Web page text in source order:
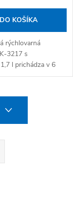
DO KOŠÍKA
rýchlovarná
3217 s
l prichádza v 6
– biela,
a svetlá...